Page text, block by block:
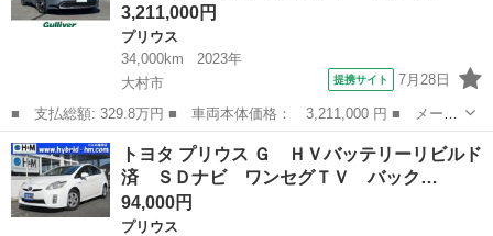
3,211,000円
プリウス
34,000km
2023年
大村市
提携サイト 7月28日
■ 支払総額: 329.8万円 ■ 車両本体価格： 3,211,000 円 ■ メーカ
ー名： トヨタ ■ 車種名： プリウス ■ グレード名： Ｚ 純正
ナビ（フルセグＴＶ／ＦＭ／ＡＭ）／電動リアゲート／パノラマルー
フ／パワ...
長崎 大村市 プリウス
トヨタ プリウス Ｇ ＨＶバッテリーリビルド
済 ＳＤナビ ワンセグＴＶ バック…
94,000円
プリウス